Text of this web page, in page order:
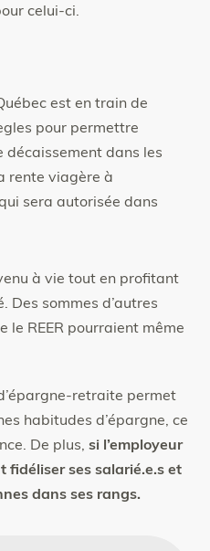
celui-ci.
est en train de
pour permettre
décaissement dans les
rente viagère à
sera autorisée dans
à vie tout en profitant
Des sommes d’autres
le REER pourraient même
retraite permet
habitudes d’épargne, ce
De plus, si l’employeur
fidéliser ses salarié.e.s et
dans ses rangs.